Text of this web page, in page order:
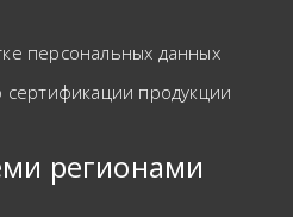
персональных данных
продукции
регионами